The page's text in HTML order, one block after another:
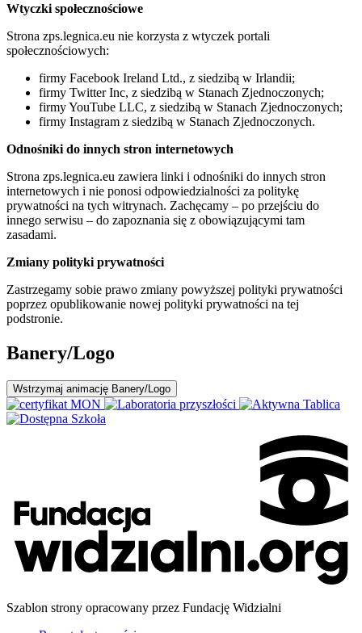
Wtyczki społecznościowe
Strona zps.legnica.eu nie korzysta z wtyczek portali
społecznościowych:
firmy Facebook Ireland Ltd., z siedzibą w Irlandii;
firmy Twitter Inc, z siedzibą w Stanach Zjednoczonych;
firmy YouTube LLC, z siedzibą w Stanach Zjednoczonych;
firmy Instagram z siedzibą w Stanach Zjednoczonych.
Odnośniki do innych stron internetowych
Strona zps.legnica.eu zawiera linki i odnośniki do innych stron
internetowych i nie ponosi odpowiedzialności za politykę
prywatności na tych witrynach. Zachęcamy – po przejściu do
innego serwisu – do zapoznania się z obowiązującymi tam
zasadami.
Zmiany polityki prywatności
Zastrzegamy sobie prawo zmiany powyższej polityki prywatności
poprzez opublikowanie nowej polityki prywatności na tej
podstronie.
Banery/Logo
Wstrzymaj animację Banery/Logo
Szablon strony opracowany przez Fundację Widzialni